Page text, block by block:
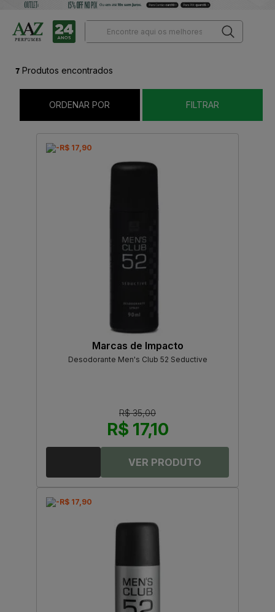
7 Produtos encontrados
ORDENAR POR FILTRAR
-R$ 17,90
Marcas de Impacto
Desodorante Men's Club 52 Seductive
R$ 35,00
R$ 17,10
-R$ 17,90